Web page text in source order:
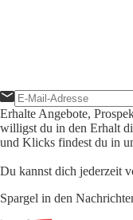
Erhalte Angebote,
willigst du in den Erhalt
und Klicks findest du in
Du kannst dich jederzeit
Spargel in den